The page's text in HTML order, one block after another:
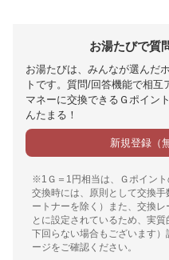
お湯たびで質
お湯たびは、みんなが選んだ
トです。質問/回答機能で相
マネーに交換できるＧポイン
んたまる！
新規登録（
※1Ｇ＝1円相当は、Ｇポイント
交換時には、原則として交換
ートナーを除く）また、交換
とに設定されているため、実
下回らない場合もございます
ージをご確認ください。